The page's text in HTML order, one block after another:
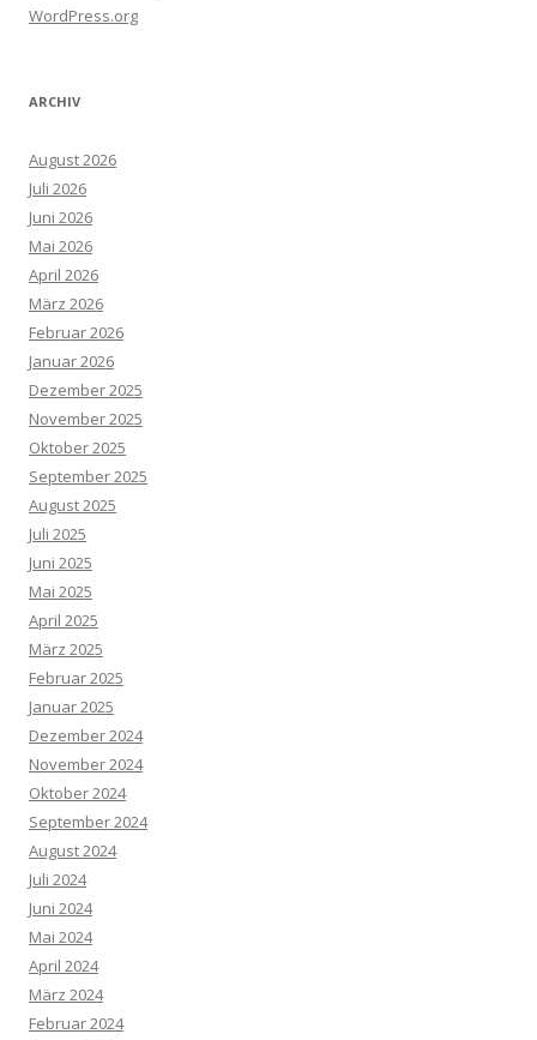
WordPress.org
ARCHIV
August 2026
Juli 2026
Juni 2026
Mai 2026
April 2026
März 2026
Februar 2026
Januar 2026
Dezember 2025
November 2025
Oktober 2025
September 2025
August 2025
Juli 2025
Juni 2025
Mai 2025
April 2025
März 2025
Februar 2025
Januar 2025
Dezember 2024
November 2024
Oktober 2024
September 2024
August 2024
Juli 2024
Juni 2024
Mai 2024
April 2024
März 2024
Februar 2024